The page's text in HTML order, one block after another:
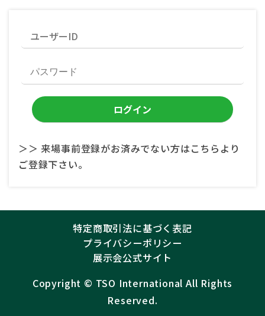
＞＞ 来場事前登録がお済みでない方はこちらより
ご登録下さい。
特定商取引法に基づく表記
プライバシーポリシー
展示会公式サイト
Copyright ©︎ TSO International All Rights
Reserved.